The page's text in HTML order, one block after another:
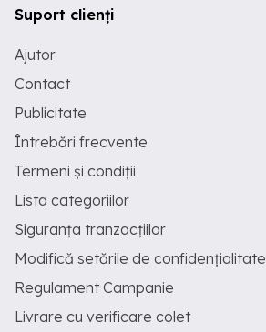
Suport clienți
Ajutor
Contact
Publicitate
Întrebări frecvente
Termeni și condiții
Lista categoriilor
Siguranța tranzacțiilor
Modifică setările de confidențialitate
Regulament Campanie
Livrare cu verificare colet